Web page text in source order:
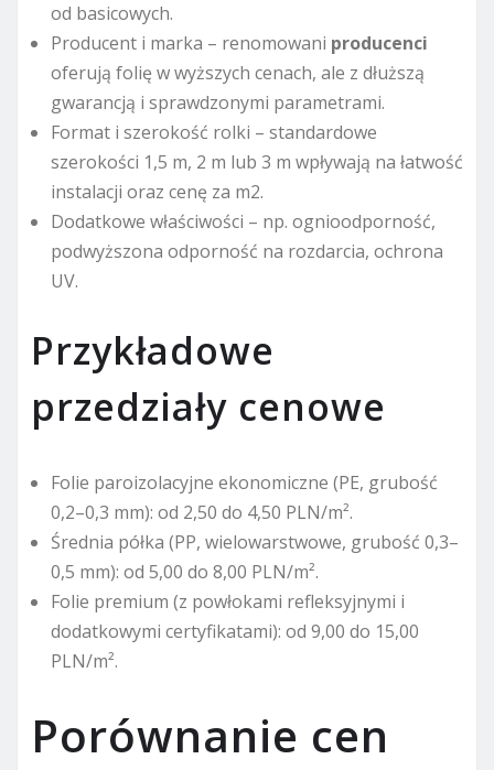
od basicowych.
Producent i marka – renomowani producenci
oferują folię w wyższych cenach, ale z dłuższą
gwarancją i sprawdzonymi parametrami.
Format i szerokość rolki – standardowe
szerokości 1,5 m, 2 m lub 3 m wpływają na łatwość
instalacji oraz cenę za m2.
Dodatkowe właściwości – np. ognioodporność,
podwyższona odporność na rozdarcia, ochrona
UV.
Przykładowe
przedziały cenowe
Folie paroizolacyjne ekonomiczne (PE, grubość
0,2–0,3 mm): od 2,50 do 4,50 PLN/m².
Średnia półka (PP, wielowarstwowe, grubość 0,3–
0,5 mm): od 5,00 do 8,00 PLN/m².
Folie premium (z powłokami refleksyjnymi i
dodatkowymi certyfikatami): od 9,00 do 15,00
PLN/m².
Porównanie cen